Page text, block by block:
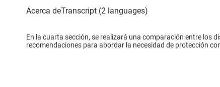
En la cuarta sección, se realizará una comparación entre los
recomendaciones para abordar la necesidad de protección